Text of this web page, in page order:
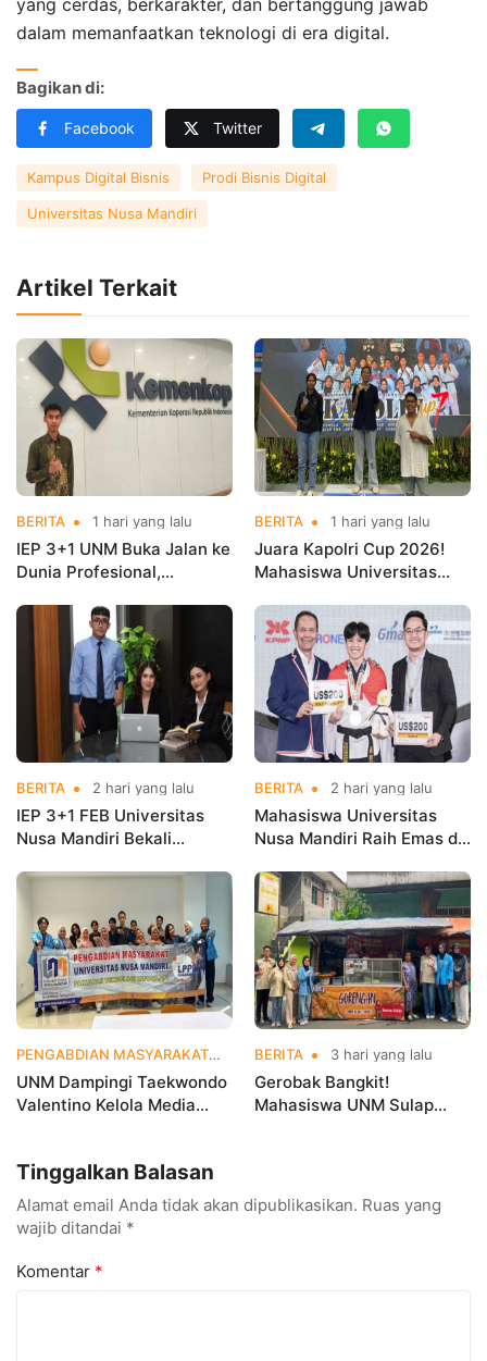
dalam memanfaatkan teknologi di era digital.
Bagikan di:
Facebook Twitter
Kampus Digital Bisnis Prodi Bisnis Digital
Universitas Nusa Mandiri
Artikel Terkait
BERITA 1 hari yang lalu
IEP 3+1 UNM Buka Jalan ke
Dunia Profesional,
Kementerian Koperasi
BERITA 1 hari yang lalu
Juara Kapolri Cup 2026!
Mahasiswa Universitas
Nama Kampus di Kejurnas
Taekwondo
BERITA 2 hari yang lalu
IEP 3+1 FEB Universitas
Nusa Mandiri Bekali
Kerja Sebelum Lulus
BERITA 2 hari yang lalu
Mahasiswa Universitas
Nusa Mandiri Raih Emas di
Indonesia Open
Championships 2026
PENGABDIAN MASYARAKAT 3 hari yang lalu
UNM Dampingi Taekwondo
Valentino Kelola Media
BERITA 3 hari yang lalu
Gerobak Bangkit!
Mahasiswa UNM Sulap
Tinggalkan Balasan
Alamat email Anda tidak akan dipublikasikan. Ruas yang
wajib ditandai *
Komentar *